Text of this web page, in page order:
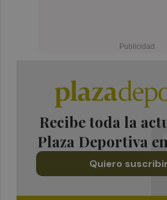
Recibe toda la
Plaza Deportiva
Quiero